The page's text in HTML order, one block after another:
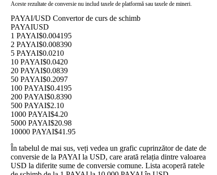
Aceste rezultate de conversie nu includ taxele de platformă sau taxele de mineri.
PAYAI/USD Convertor de curs de schimb
PAYAIUSD
1 PAYAI$0.004195
2 PAYAI$0.008390
5 PAYAI$0.0210
10 PAYAI$0.0420
20 PAYAI$0.0839
50 PAYAI$0.2097
100 PAYAI$0.4195
200 PAYAI$0.8390
500 PAYAI$2.10
1000 PAYAI$4.20
5000 PAYAI$20.98
10000 PAYAI$41.95
În tabelul de mai sus, veți vedea un grafic cuprinzător de date de
conversie de la PAYAI la USD, care arată relația dintre valoarea
USD la diferite sume de conversie comune. Lista acoperă ratele